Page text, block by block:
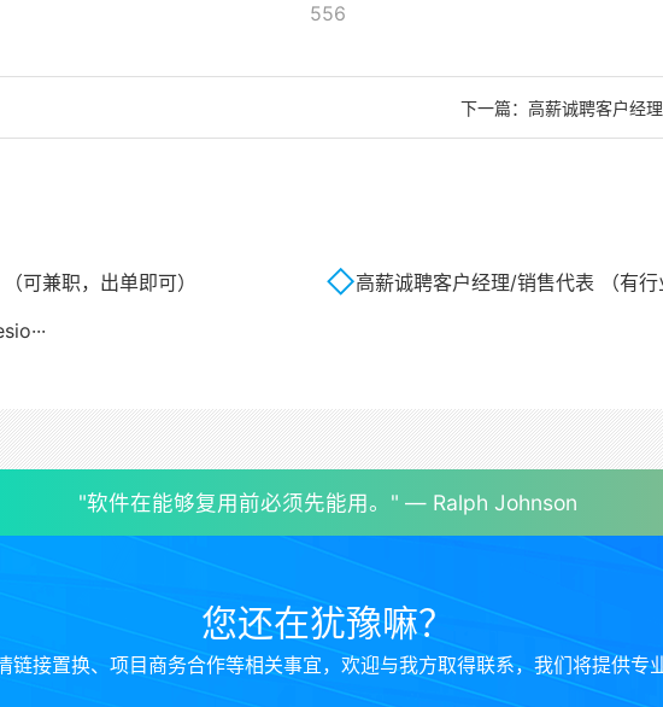
556
下一篇：高薪诚聘客户经
可兼职，出单即可）
高薪诚聘客户经理/销售代表 （有行
"软件在能够复用前必须先能用。" — Ralph Johnson
您还在犹豫嘛？
链接置换、项目商务合作等相关事宜，欢迎与我方取得联系，我们将提供专